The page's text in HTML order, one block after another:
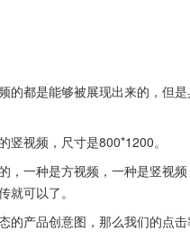
的都是能够被展现出来的，但
视频，尺寸是800*1200。
，一种是方视频，一种是竖视
可以了。
的产品创意图，那么我们的点